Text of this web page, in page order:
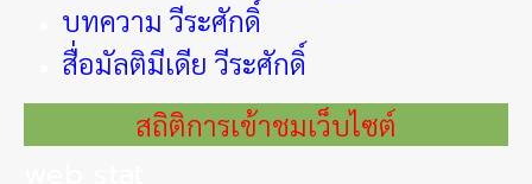
บทความ วีระศักดิ์
สื่อมัลติมีเดีย วีระศักดิ์
สถิติการเข้าชมเว็บไซต์